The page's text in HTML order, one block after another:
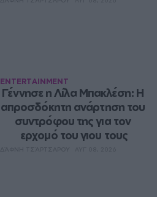
ENTERTAINMENT
Γέννησε η Λίλα Μπακλέση: Η
απροσδόκητη ανάρτηση του
συντρόφου της για τον
ερχομό του γιου τους